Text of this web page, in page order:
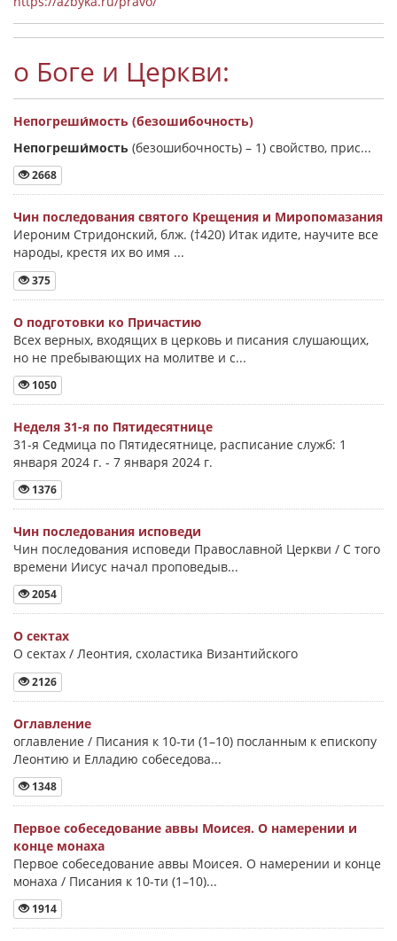
о Боге и Церкви:
Непогреши́мость (безошибочность)
Непогреши́мость (безошибочность) – 1) свойство, прис...
2668
Чин последования святого Крещения и Миропомазания
Иероним Стридонский, блж. (†420) Итак идите, научите все
народы, крестя их во имя ...
375
О подготовки ко Причастию
Всех верных, входящих в церковь и писания слушающих,
но не пребывающих на молитве и с...
1050
Неделя 31-я по Пятидесятнице
31-я Седмица по Пятидесятнице, расписание служб: 1
января 2024 г. - 7 января 2024 г.
1376
Чин последования исповеди
Чин последования исповеди Православной Церкви / С того
времени Иисус начал проповедыв...
2054
О сектах
О сектах / Леонтия, схоластика Византийского
2126
Оглавление
оглавление / Писания к 10-ти (1–10) посланным к епископу
Леонтию и Елладию собеседова...
1348
Первое собеседование аввы Моисея. О намерении и
конце монаха
Первое собеседование аввы Моисея. О намерении и конце
монаха / Писания к 10-ти (1–10)...
1914